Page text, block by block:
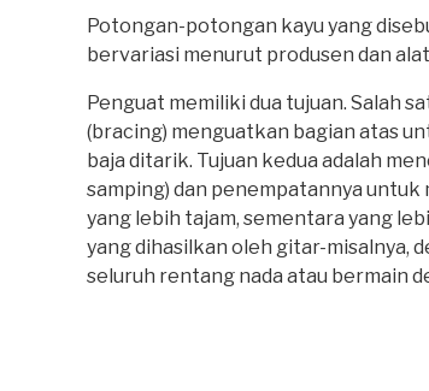
Potongan-potongan kayu yang
bervariasi menurut produsen dan
Penguat memiliki dua tujuan. Salah
(bracing) menguatkan bagian atas
baja ditarik. Tujuan kedua adalah
samping) dan penempatannya
yang lebih tajam, sementara yang
yang dihasilkan oleh gitar-misalnya,
seluruh rentang nada atau bermain